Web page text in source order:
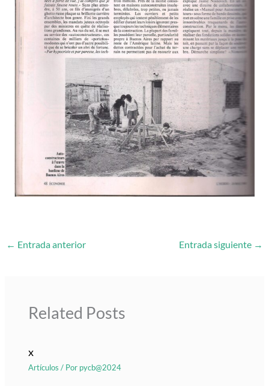
← Entrada anterior Entrada siguiente →
Related Posts
x
Artículos / Por pycb@2024